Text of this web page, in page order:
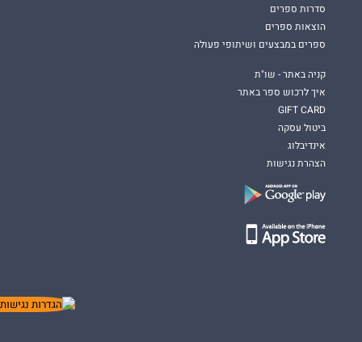
סדרות ספרים
הוצאות ספרים
ספרים במבצעים ושיתופי פעולה
קניה באתר - שו"ת
איך לרכוש ספר באתר
GIFT CARD
ביטול עסקה
אינדיבלוג
הצהרת נגישות